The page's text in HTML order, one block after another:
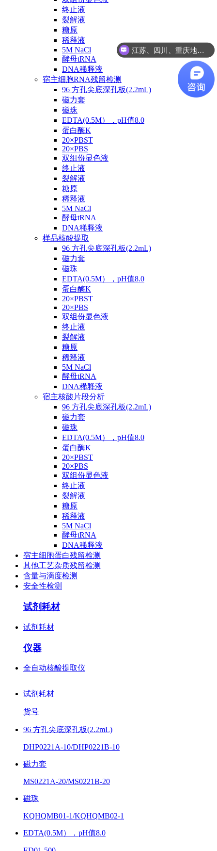
终止液
裂解液
糖原
稀释液
5M NaCl
酵母tRNA
DNA稀释液
宿主细胞RNA残留检测
96 方孔尖底深孔板(2.2mL)
磁力套
磁珠
EDTA(0.5M），pH值8.0
蛋白酶K
20×PBST
20×PBS
双组份显色液
终止液
裂解液
糖原
稀释液
5M NaCl
酵母tRNA
DNA稀释液
样品核酸提取
96 方孔尖底深孔板(2.2mL)
磁力套
磁珠
EDTA(0.5M），pH值8.0
蛋白酶K
20×PBST
20×PBS
双组份显色液
终止液
裂解液
糖原
稀释液
5M NaCl
酵母tRNA
DNA稀释液
宿主核酸片段分析
96 方孔尖底深孔板(2.2mL)
磁力套
磁珠
EDTA(0.5M），pH值8.0
蛋白酶K
20×PBST
20×PBS
双组份显色液
终止液
裂解液
糖原
稀释液
5M NaCl
酵母tRNA
DNA稀释液
宿主细胞蛋白残留检测
其他工艺杂质残留检测
含量与滴度检测
安全性检测
试剂耗材
试剂耗材
仪器
全自动核酸提取仪
试剂耗材
货号
96 方孔尖底深孔板(2.2mL)
DHP0221A-10/DHP0221B-10
磁力套
MS0221A-20/MS0221B-20
磁珠
KQHQMB01-1/KQHQMB02-1
EDTA(0.5M），pH值8.0